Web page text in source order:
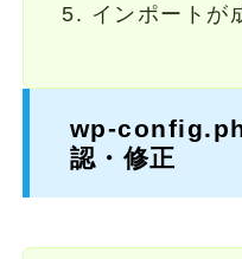
インポートが
wp-
認・修正